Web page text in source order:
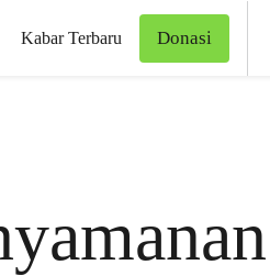
Kabar Terbaru Donasi